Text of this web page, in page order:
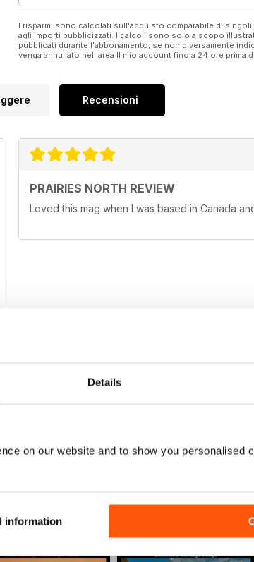
Details
on our website and to show you personalised
information
I risparmi sono calcolati sull'acquisto comparabile di
agli importi pubblicizzati. I calcoli sono solo a scopo
pubblicati durante l'abbonamento, se non diversamente
venga annullato nell'area Il mio account fino a 24 ore prima
Recensioni
PRAIRIES NORTH REVIEW
Loved this mag when I was based in Canada